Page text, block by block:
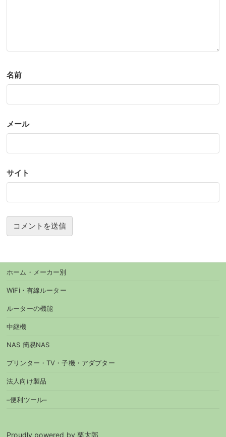
名前
メール
サイト
ホーム・メーカー別
WiFi・有線ルーター
ルーターの機能
中継機
NAS 簡易NAS
プリンター・TV・子機・アダプター
法人向け製品
–便利ツール–
Proudly powered by 栗太郎